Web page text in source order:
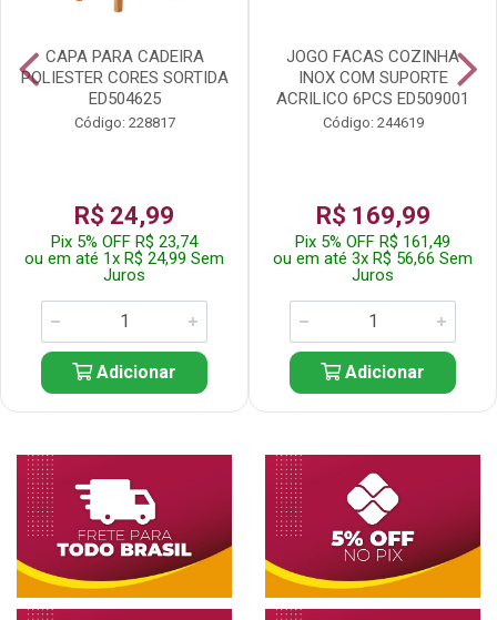
CAPA PARA CADEIRA
POLIESTER CORES SORTIDA
ED504625
Código: 228817
R$ 24,99
Pix 5% OFF R$ 23,74
ou em até 1x R$ 24,99 Sem
Juros
Adicionar
JOGO FACAS COZINHA
INOX COM SUPORTE
ACRILICO 6PCS ED509001
Código: 244619
R$ 169,99
Pix 5% OFF R$ 161,49
ou em até 3x R$ 56,66 Sem
Juros
Adicionar